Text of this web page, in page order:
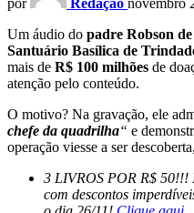
por Redação novembro
Um áudio do padre Robson
Santuário Basílica de
mais de R$ 100 milhões de
atenção pelo conteúdo.
O motivo? Na gravação, ele
chefe da quadrilha“ e
operação viesse a ser
3 LIVROS POR R$ 50!!!
com descontos